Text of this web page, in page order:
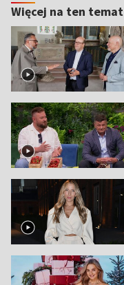
Więcej na ten temat